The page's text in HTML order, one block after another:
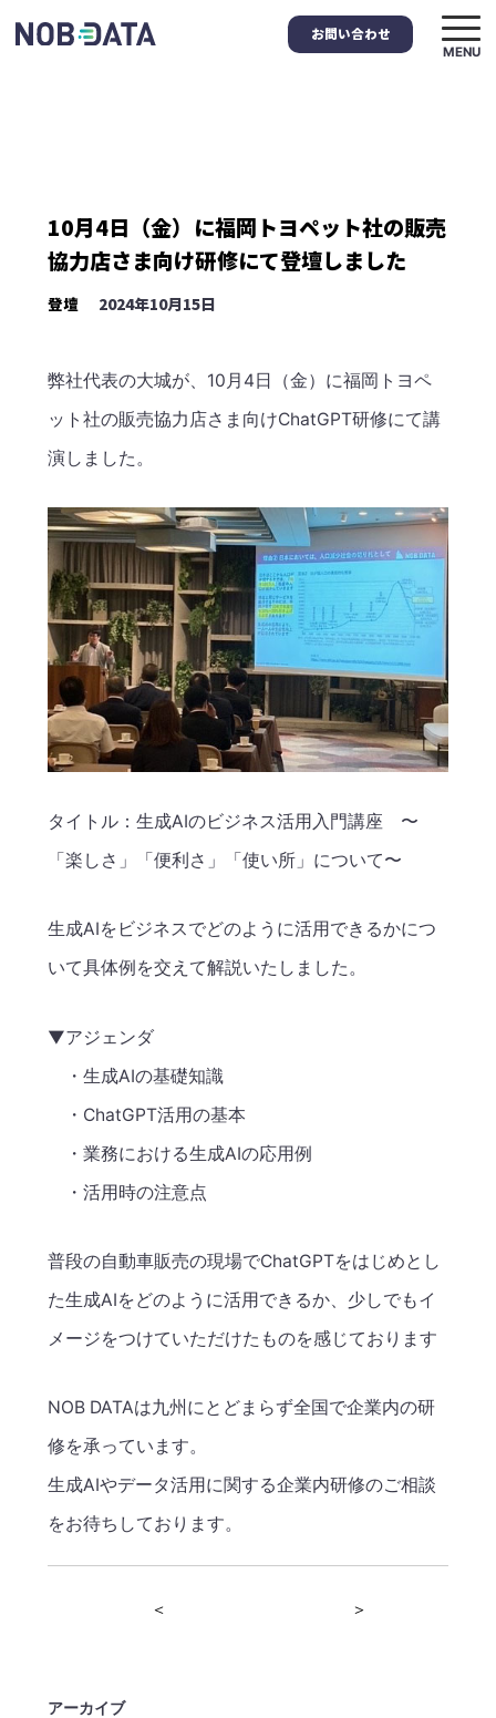
お問い合わせ
MENU
10月4日（金）に福岡トヨペット社の販売
協力店さま向け研修にて登壇しました
登壇 2024年10月15日
弊社代表の大城が、10月4日（金）に福岡トヨペ
ット社の販売協力店さま向けChatGPT研修にて講
演しました。
タイトル：生成AIのビジネス活用入門講座 〜
「楽しさ」「便利さ」「使い所」について〜
生成AIをビジネスでどのように活用できるかにつ
いて具体例を交えて解説いたしました。
▼アジェンダ
・生成AIの基礎知識
・ChatGPT活用の基本
・業務における生成AIの応用例
・活用時の注意点
普段の自動車販売の現場でChatGPTをはじめとし
た生成AIをどのように活用できるか、少しでもイ
メージをつけていただけたものを感じております
NOB DATAは九州にとどまらず全国で企業内の研
修を承っています。
生成AIやデータ活用に関する企業内研修のご相談
をお待ちしております。
＜ ＞
アーカイブ